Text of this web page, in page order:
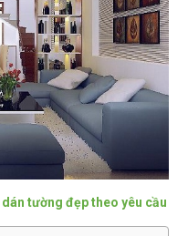
tường đẹp theo yêu cầu